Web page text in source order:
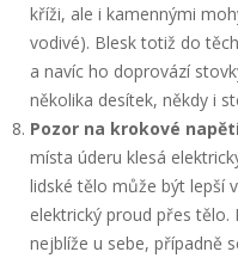
kříži, ale i kamennými
vodivé). Blesk totiž do
a navíc ho doprovází
několika desítek, někdy i
Pozor na krokové
místa úderu klesá
lidské tělo může být lepší
elektrický proud přes
nejblíže u sebe, případně